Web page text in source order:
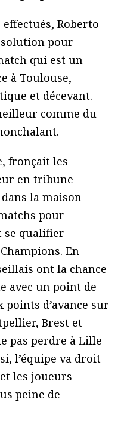
Roberto
solution pour
qui est un
à Toulouse,
et décevant.
comme du
fronçait les
en tribune
la maison
pour
qualifier
En
ont la chance
avec un point de
d’avance sur
Brest et
pas perdre à Lille
l’équipe va droit
les joueurs
peine de